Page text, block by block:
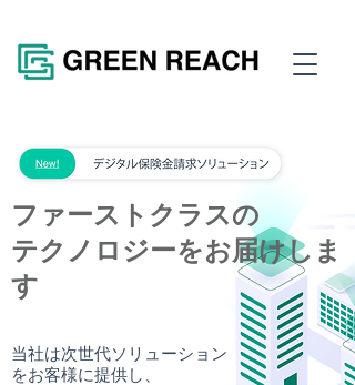
ファーストクラスの
テクノロジーをお届けしま
す
当社は次世代ソリューション
をお客様に提供し、